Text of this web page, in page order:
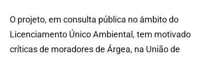
O projeto, em consulta pública no âmbito do
Licenciamento Único Ambiental, tem motivado
críticas de moradores de Árgea, na União de